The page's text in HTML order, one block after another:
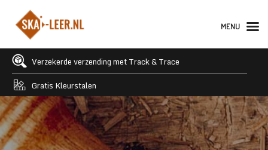
Verzekerde verzending met Track & Trace
Gratis Kleurstalen
MENU